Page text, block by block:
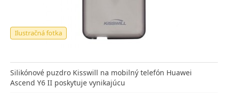
Ilustračná fotka
Silikónové puzdro Kisswill na mobilný telefón Huawei
Ascend Y6 II poskytuje vynikajúcu